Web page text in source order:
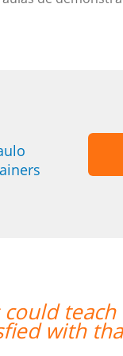
with